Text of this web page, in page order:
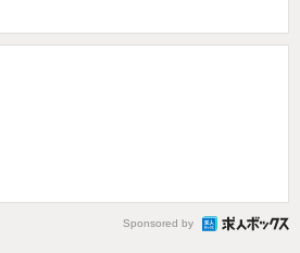
Sponsored by